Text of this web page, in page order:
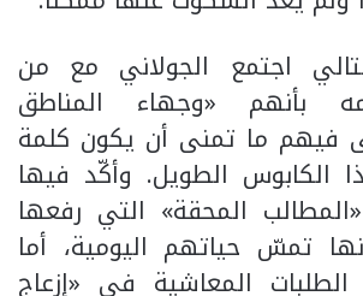
اجتمع الجولاني مع من
بأنهم «وجهاء المناطق
فيهم ما تمنى أن يكون كلمة
الكابوس الطويل. وأكّد فيها
المحقة» التي رفعها
تمسّ حياتهم اليومية، أما
المعاشية في «إزعاج